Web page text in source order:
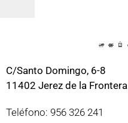
C/Santo Domingo, 6-8
11402 Jerez de la Frontera
Teléfono: 956 326 241